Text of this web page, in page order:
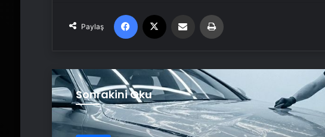
Paylaş
Facebook Email'den paylaş
Sonrakini Oku